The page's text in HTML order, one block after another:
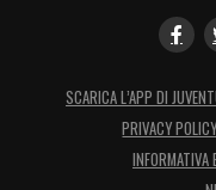
SCARICA L’APP DI
PRIVACY
INFORMATIVA